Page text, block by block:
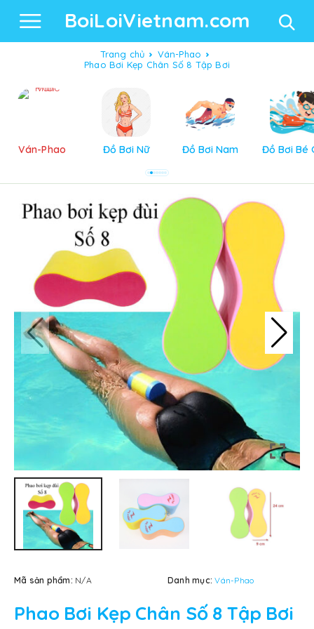
BoiLoiVietnam.com
Trang chủ
Ván-Phao
Phao Bơi Kẹp Chân Số 8 Tập Bơi
Ván-Phao Đồ Bơi Nữ Đồ Bơi Nam Đồ Bơi Bé
Mã sản phẩm: N/A Danh mục:Ván-Phao
Phao Bơi Kẹp Chân Số 8 Tập Bơi